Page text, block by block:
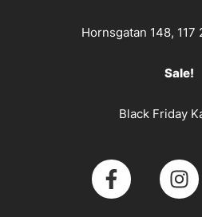
Hornsgatan 148, 117
Sale!
Black Friday